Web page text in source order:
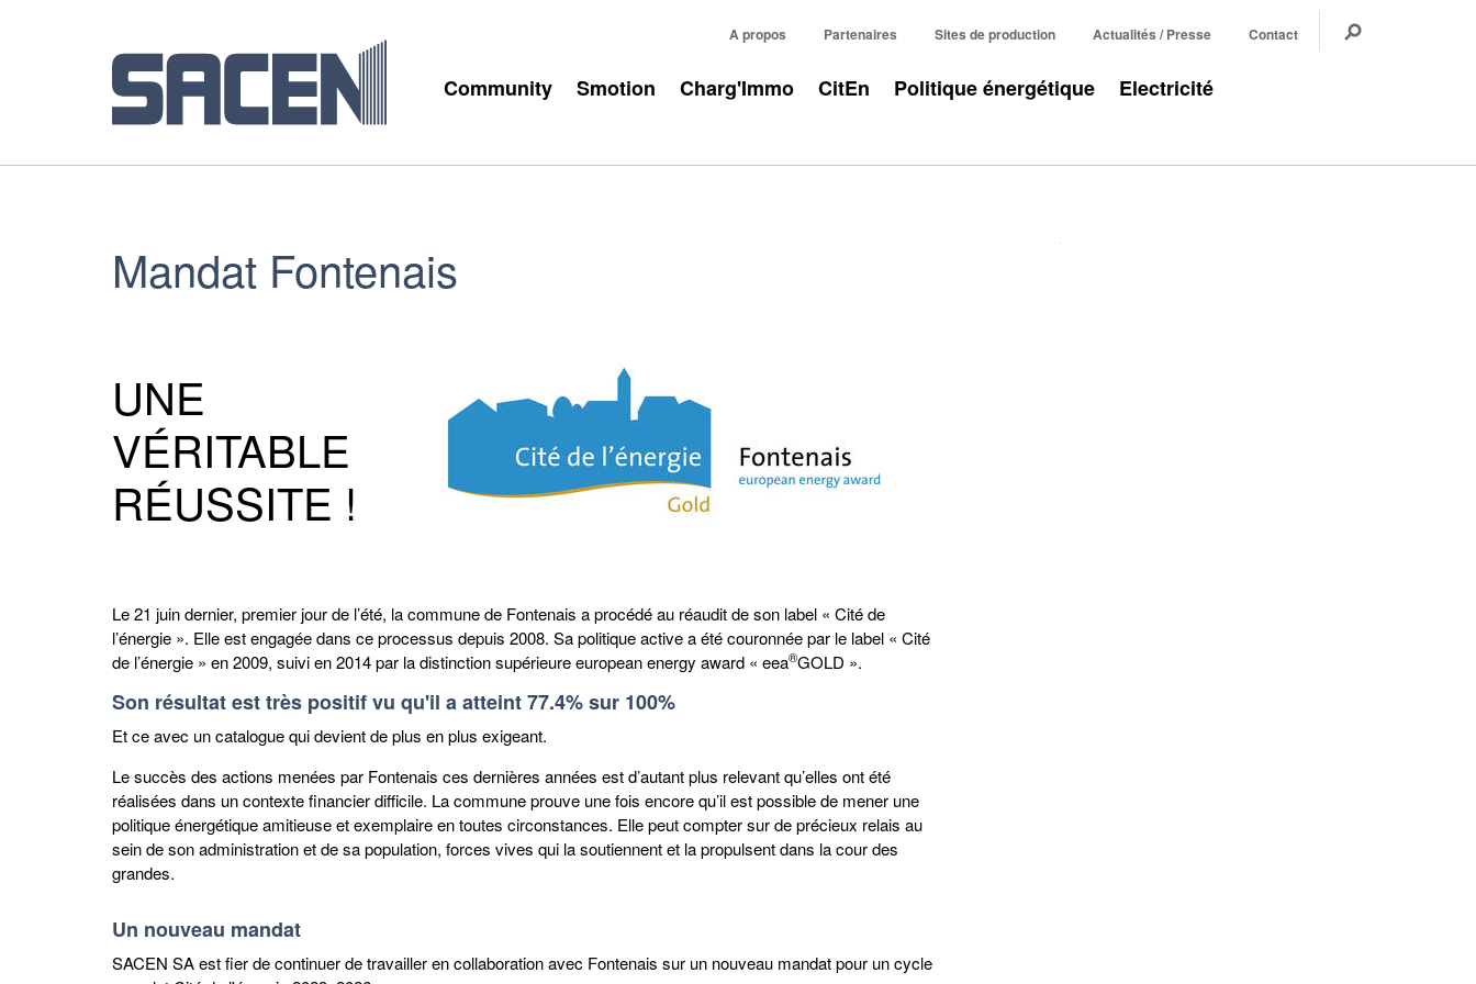
A propos Partenaires Sites de production Actualités / Presse Contact
Community Smotion Charg'Immo CitEn Politique énergétique Electricité
Mandat Fontenais
UNE
VÉRITABLE
RÉUSSITE !
Le 21 juin dernier, premier jour de l’été, la commune de Fontenais a procédé au réaudit de son label « Cité de
l’énergie ». Elle est engagée dans ce processus depuis 2008. Sa politique active a été couronnée par le label « Cité
de l’énergie » en 2009, suivi en 2014 par la distinction supérieure european energy award « eea®GOLD ».
Son résultat est très positif vu qu'il a atteint 77.4% sur 100%
Et ce avec un catalogue qui devient de plus en plus exigeant.
Le succès des actions menées par Fontenais ces dernières années est d’autant plus relevant qu’elles ont été
réalisées dans un contexte financier difficile. La commune prouve une fois encore qu’il est possible de mener une
politique énergétique amitieuse et exemplaire en toutes circonstances. Elle peut compter sur de précieux relais au
sein de son administration et de sa population, forces vives qui la soutiennent et la propulsent dans la cour des
grandes.
Un nouveau mandat
SACEN SA est fier de continuer de travailler en collaboration avec Fontenais sur un nouveau mandat pour un cycle